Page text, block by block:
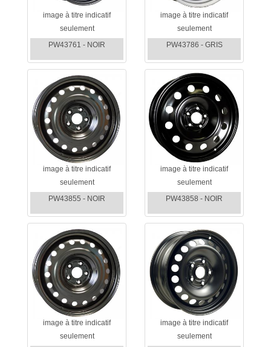
image à titre indicatif
seulement
PW43761 - NOIR
image à titre indicatif
seulement
PW43786 - GRIS
image à titre indicatif
seulement
PW43855 - NOIR
image à titre indicatif
seulement
PW43858 - NOIR
image à titre indicatif
seulement
image à titre indicatif
seulement